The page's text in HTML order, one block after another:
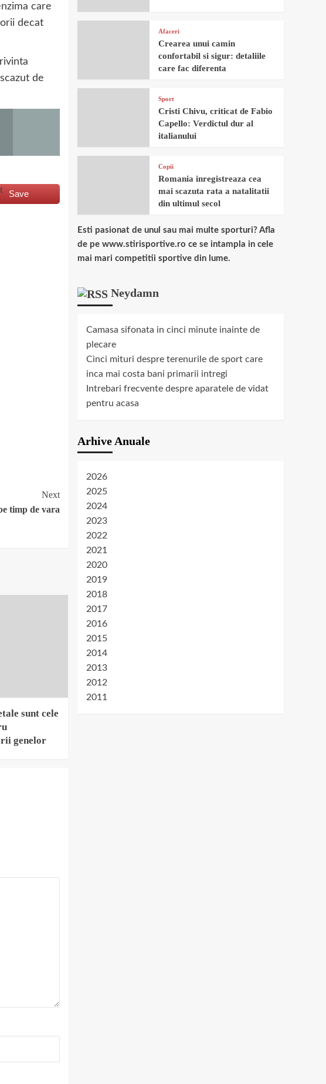
care
decat
de
Save
Next
timp de vara
sunt cele
genelor
Afaceri
Crearea unui camin
confortabil si sigur: detaliile
care fac diferenta
Sport
Cristi Chivu, criticat de Fabio
Capello: Verdictul dur al
italianului
Copii
Romania inregistreaza cea
mai scazuta rata a natalitatii
din ultimul secol
Esti pasionat de unul sau mai multe sporturi? Afla
de pe www.stirisportive.ro ce se intampla in cele
mai mari competitii sportive din lume.
Neydamn
Camasa sifonata in cinci minute inainte de
plecare
Cinci mituri despre terenurile de sport care
inca mai costa bani primarii intregi
Intrebari frecvente despre aparatele de vidat
pentru acasa
Arhive Anuale
2026
2025
2024
2023
2022
2021
2020
2019
2018
2017
2016
2015
2014
2013
2012
2011